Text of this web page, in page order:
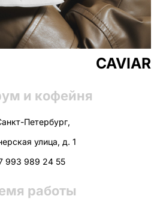
CAVIAR
и кофейня
Петербург,
улица, д. 1
993 989 24 55
работы